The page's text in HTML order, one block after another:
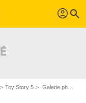
profil search
Toy Story 5 Galerie photos du film Toy Story 5